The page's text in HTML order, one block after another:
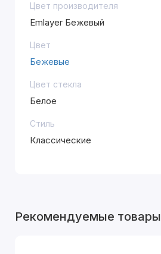
Цвет производителя
Emlayer Бежевый
Цвет
Бежевые
Цвет стекла
Белое
Стиль
Классические
Рекомендуемые товары